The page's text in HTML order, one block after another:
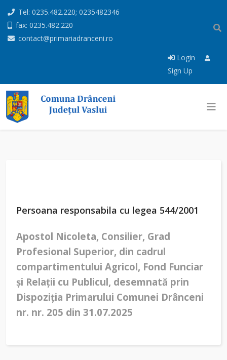
Tel: 0235.482.220; 0235482346
fax: 0235.482.220
contact@primariadranceni.ro
Login
Sign Up
Persoana responsabila cu legea 544/2001
Apostol Nicoleta, Consilier, Grad
Profesional Superior, din cadrul
compartimentului Agricol, Fond Funciar
și Relații cu Publicul, desemnată prin
Dispoziția Primarului Comunei Drânceni
nr. nr. 205 din 31.07.2025